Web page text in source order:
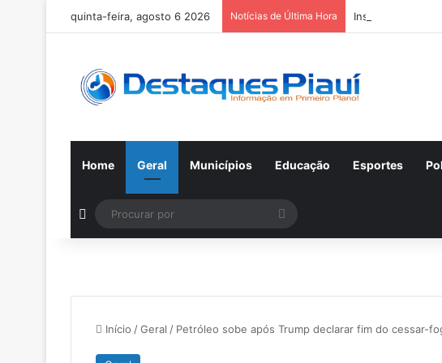
quinta-feira, agosto 6 2026 Notícias de Última Hora Inscrições para
Home Geral Municípios Educação Esportes
Switch skin
Procurar
por
Início /Geral / Petróleo sobe após Trump declarar fim do cessar-